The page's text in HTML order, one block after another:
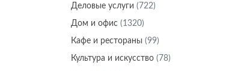
Деловые услуги (722)
Дом и офис (1320)
Кафе и рестораны (99)
Культура и искусство (78)